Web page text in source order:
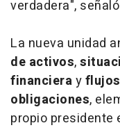
verdadera", señaló
La nueva unidad
de activos,
financieray
obligaciones,
propio